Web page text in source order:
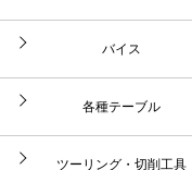
バイス
各種テーブル
ツーリング・切削工具